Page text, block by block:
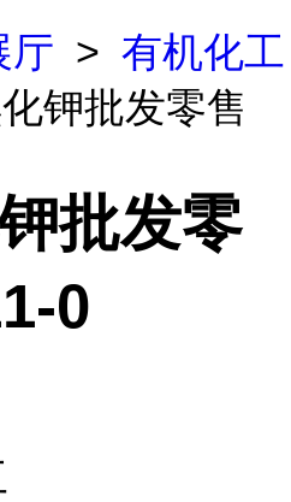
厅 > 有机化工
钾批发零售
批发零
0